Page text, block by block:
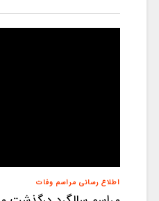
اطلاع رسانی مراسم وفات